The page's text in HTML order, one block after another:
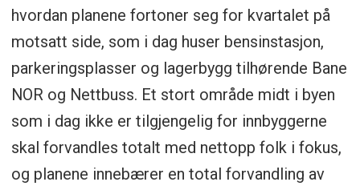
hvordan planene fortoner seg for kvartalet på
motsatt side, som i dag huser bensinstasjon,
parkeringsplasser og lagerbygg tilhørende Bane
NOR og Nettbuss. Et stort område midt i byen
som i dag ikke er tilgjengelig for innbyggerne
skal forvandles totalt med nettopp folk i fokus,
og planene innebærer en total forvandling av